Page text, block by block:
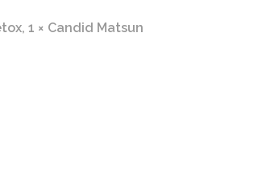
1 × Candid Matsun